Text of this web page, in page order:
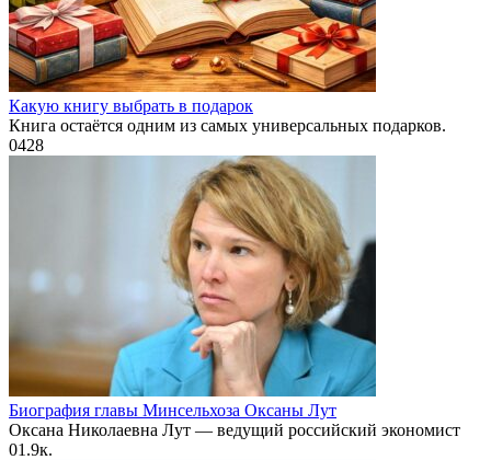
Какую книгу выбрать в подарок
Книга остаётся одним из самых универсальных подарков.
0428
Биография главы Минсельхоза Оксаны Лут
Оксана Николаевна Лут — ведущий российский экономист
01.9к.